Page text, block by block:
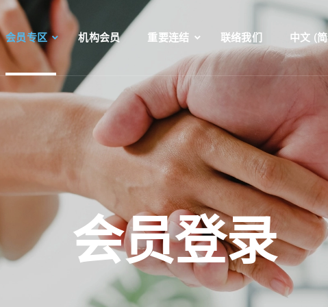
会员专区 机构会员 重要连结 联络我们 中文 (
会员登录